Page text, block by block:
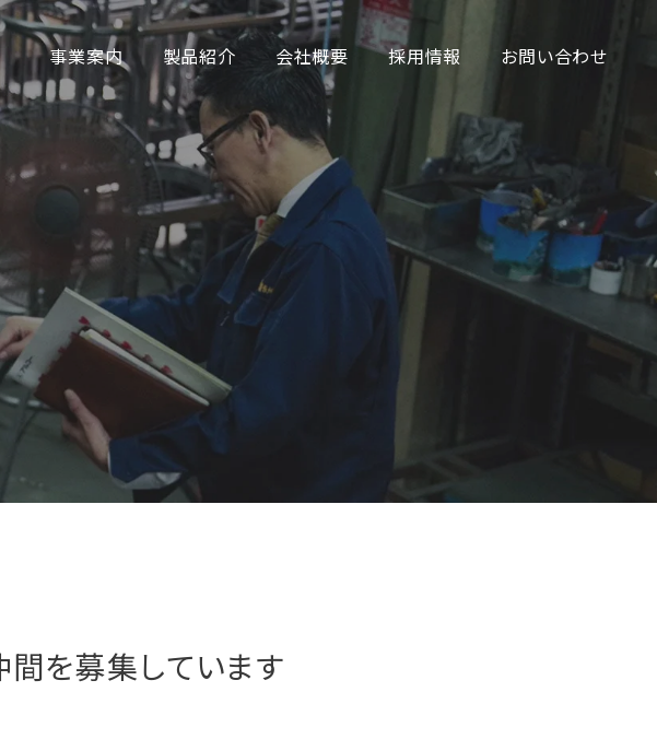
事業案内 製品紹介 会社概要 採用情報 お問い合わせ
を募集しています